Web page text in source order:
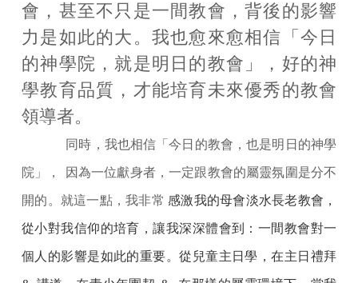
會，甚至不只是一間教會，背後的影響
力是如此的大。我也愈來愈相信「今日
的神學院，就是明日的教會」，好的神
學教育品質，才能培育未來優秀的教會
領導者。
同時，我也相信「今日的教會，也是明日的神學
院」， 因為一位獻身者，一定跟教會的屬靈氛圍是分不
開的。就這一點，我非常 感激我的母會淡水長老教會，
從小對我信仰的培育，讓我深深體會到：一間教會對一
個人的影響是如此的重要。從兒童主日學，在主日禮拜